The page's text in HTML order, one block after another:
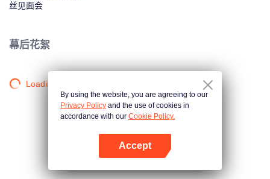
丝见面会
幕后花絮
Loading…
By using the website, you are agreeing to our
Privacy Policy and the use of cookies in
accordance with our Cookie Policy.
Accept